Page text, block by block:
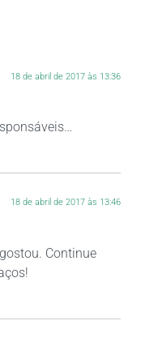
18 de abril de 2017 às 13:36
18 de abril de 2017 às 13:46
Continue